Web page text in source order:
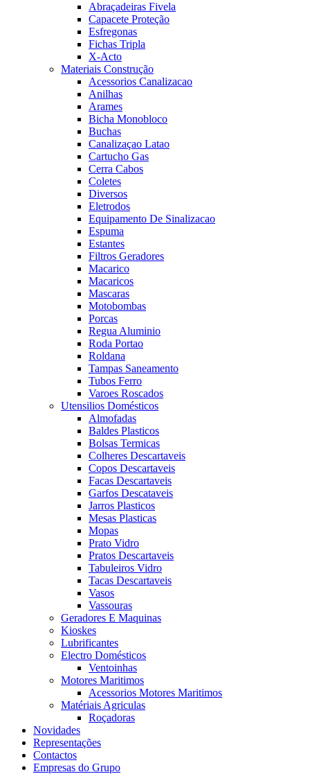
Abraçadeiras Fivela
Capacete Proteção
Esfregonas
Fichas Tripla
X-Acto
Materiais Construção
Acessorios Canalizacao
Anilhas
Arames
Bicha Monobloco
Buchas
Canalizaçao Latao
Cartucho Gas
Cerra Cabos
Coletes
Diversos
Eletrodos
Equipamento De Sinalizacao
Espuma
Estantes
Filtros Geradores
Macarico
Macaricos
Mascaras
Motobombas
Porcas
Regua Aluminio
Roda Portao
Roldana
Tampas Saneamento
Tubos Ferro
Varoes Roscados
Utensilios Domésticos
Almofadas
Baldes Plasticos
Bolsas Termicas
Colheres Descartaveis
Copos Descartaveis
Facas Descartaveis
Garfos Descataveis
Jarros Plasticos
Mesas Plasticas
Mopas
Prato Vidro
Pratos Descartaveis
Tabuleiros Vidro
Tacas Descartaveis
Vasos
Vassouras
Geradores E Maquinas
Kioskes
Lubrificantes
Electro Domésticos
Ventoinhas
Motores Maritimos
Acessorios Motores Maritimos
Matériais Agriculas
Roçadoras
Novidades
Representações
Contactos
Empresas do Grupo